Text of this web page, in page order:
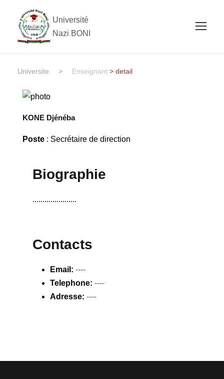
Université
Nazi BONI
Universite > Enseignant > detail
KONE Djénéba
Poste: Secrétaire de direction
Biographie
......................
Contacts
Email: ----
Telephone: ----
Adresse: ----